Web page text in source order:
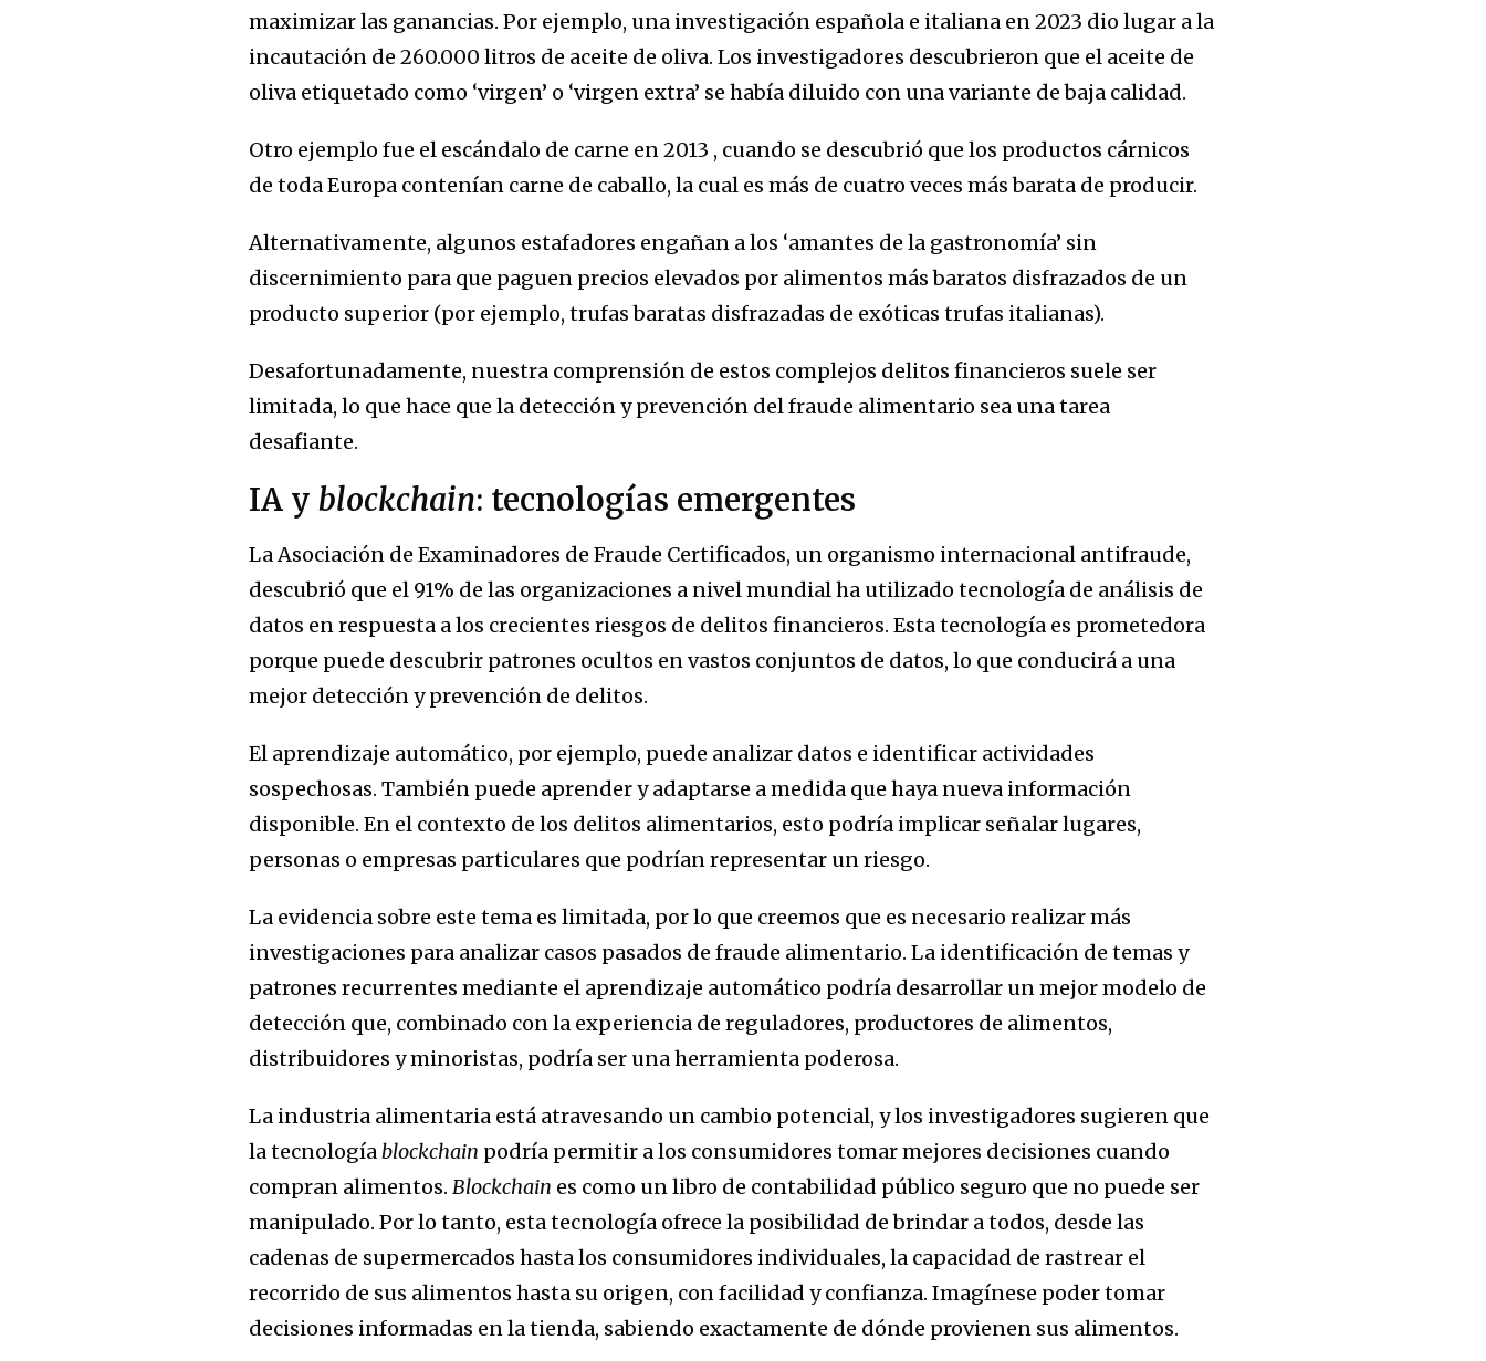
maximizar las ganancias. Por ejemplo, una investigación española e italiana en 2023 dio lugar a la
incautación de 260.000 litros de aceite de oliva. Los investigadores descubrieron que el aceite de
oliva etiquetado como ‘virgen’ o ‘virgen extra’ se había diluido con una variante de baja calidad.
Otro ejemplo fue el escándalo de carne en 2013 , cuando se descubrió que los productos cárnicos
de toda Europa contenían carne de caballo, la cual es más de cuatro veces más barata de producir.
Alternativamente, algunos estafadores engañan a los ‘amantes de la gastronomía’ sin
discernimiento para que paguen precios elevados por alimentos más baratos disfrazados de un
producto superior (por ejemplo, trufas baratas disfrazadas de exóticas trufas italianas).
Desafortunadamente, nuestra comprensión de estos complejos delitos financieros suele ser
limitada, lo que hace que la detección y prevención del fraude alimentario sea una tarea
desafiante.
IA yblockchain: tecnologías emergentes
La Asociación de Examinadores de Fraude Certificados, un organismo internacional antifraude,
descubrió que el 91% de las organizaciones a nivel mundial ha utilizado tecnología de análisis de
datos en respuesta a los crecientes riesgos de delitos financieros. Esta tecnología es prometedora
porque puede descubrir patrones ocultos en vastos conjuntos de datos, lo que conducirá a una
mejor detección y prevención de delitos.
El aprendizaje automático, por ejemplo, puede analizar datos e identificar actividades
sospechosas. También puede aprender y adaptarse a medida que haya nueva información
disponible. En el contexto de los delitos alimentarios, esto podría implicar señalar lugares,
personas o empresas particulares que podrían representar un riesgo.
La evidencia sobre este tema es limitada, por lo que creemos que es necesario realizar más
investigaciones para analizar casos pasados ​​de fraude alimentario. La identificación de temas y
patrones recurrentes mediante el aprendizaje automático podría desarrollar un mejor modelo de
detección que, combinado con la experiencia de reguladores, productores de alimentos,
distribuidores y minoristas, podría ser una herramienta poderosa.
La industria alimentaria está atravesando un cambio potencial, y los investigadores sugieren que
la tecnologíablockchain podría permitir a los consumidores tomar mejores decisiones cuando
compran alimentos.Blockchain es como un libro de contabilidad público seguro que no puede ser
manipulado. Por lo tanto, esta tecnología ofrece la posibilidad de brindar a todos, desde las
cadenas de supermercados hasta los consumidores individuales, la capacidad de rastrear el
recorrido de sus alimentos hasta su origen, con facilidad y confianza. Imagínese poder tomar
decisiones informadas en la tienda, sabiendo exactamente de dónde provienen sus alimentos.